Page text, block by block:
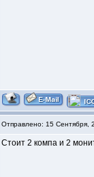
Отправлено: 15 Сентября,
Стоит 2 компа и 2